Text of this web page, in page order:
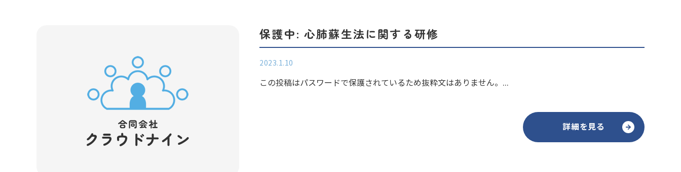
保護中: 心肺蘇生法に関する研修
2023.1.10
この投稿はパスワードで保護されているため抜粋文はありません。...
詳細を見る